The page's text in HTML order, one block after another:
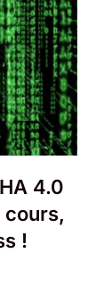
4.0
cours,
!